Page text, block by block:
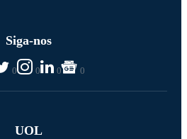
Siga-nos
0 0 0 0
UOL